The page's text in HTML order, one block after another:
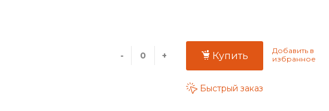
- + Купить
Быстрый заказ